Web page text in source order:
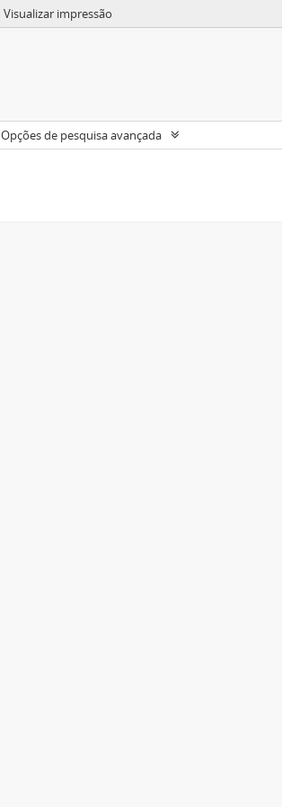
Visualizar impressão
Opções de pesquisa avançada